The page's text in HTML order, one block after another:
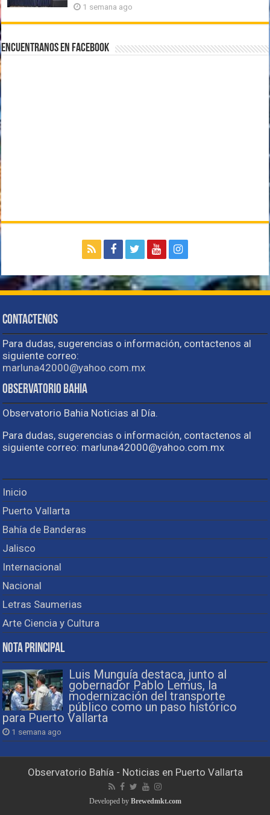
1 semana ago
Encuentranos en Facebook
Contactenos
Para dudas, sugerencias o información, contactenos al
siguiente correo:
marluna42000@yahoo.com.mx
Observatorio Bahia
Observatorio Bahia Noticias al Día.
Para dudas, sugerencias o información, contactenos al
siguiente correo: marluna42000@yahoo.com.mx
Inicio
Puerto Vallarta
Bahía de Banderas
Jalisco
Internacional
Nacional
Letras Saumerias
Arte Ciencia y Cultura
Nota Principal
Luis Munguía destaca, junto al
gobernador Pablo Lemus, la
modernización del transporte
público como un paso histórico
para Puerto Vallarta
1 semana ago
Observatorio Bahía - Noticias en Puerto Vallarta
Developed by Brewedmkt.com